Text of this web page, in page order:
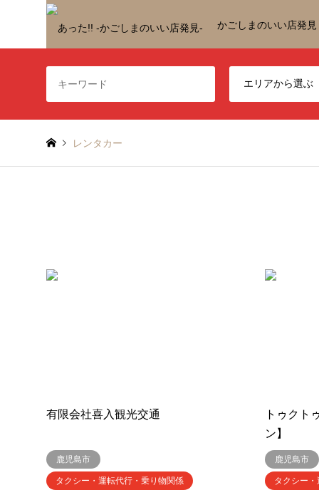
かごしまのいい店発見
レンタカー
有限会社喜入観光交通
鹿児島市
タクシー・運転代行・乗り物関係
トゥクト
ン】
鹿児島市
タクシー